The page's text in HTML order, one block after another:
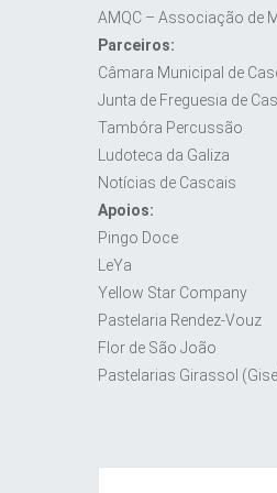
AMQC – Associação de
Parceiros:
Câmara Municipal de
Junta de Freguesia de
Tambóra Percussão
Ludoteca da Galiza
Notícias de Cascais
Apoios:
Pingo Doce
LeYa
Yellow Star Company
Pastelaria Rendez-Vouz
Flor de São João
Pastelarias Girassol